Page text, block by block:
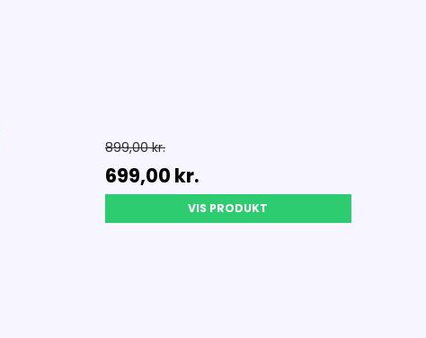
899,00 kr.
699,00 kr.
VIS PRODUKT